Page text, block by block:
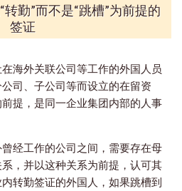
勤”而不是“跳槽”为前提的
签证
海外关联公司等工作的外国人员
司、子公司等而设立的在留资
提，是同一企业集团内部的人事
经工作的公司之间，需要存在母
，并以这种关系为前提，认可其
转勤签证的外国人，如果跳槽到